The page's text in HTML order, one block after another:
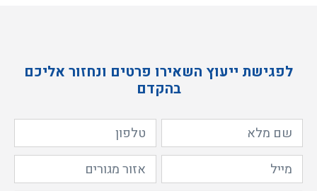
לפגישת ייעוץ השאירו פרטים ונחזור אליכם
בהקדם